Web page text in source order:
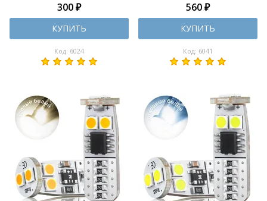
300 ₽
КУПИТЬ
Код: 6024
560 ₽
КУПИТЬ
Код: 6041